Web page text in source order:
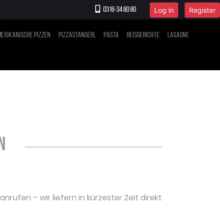
0316-34 80 80 Log in Register
Pizzen Pizzastangerl Pasta Reisgerichte Lasagne
– wir liefern in kürzester Zeit direkt